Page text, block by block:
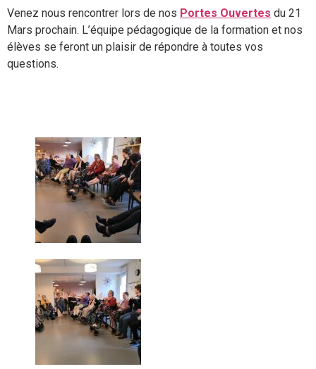
Venez nous rencontrer lors de nos Portes Ouvertes du 21
Mars prochain. L’équipe pédagogique de la formation et nos
élèves se feront un plaisir de répondre à toutes vos
questions.